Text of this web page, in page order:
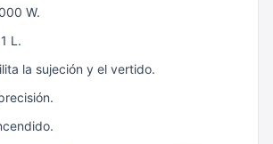
W.
L.
la sujeción y el vertido.